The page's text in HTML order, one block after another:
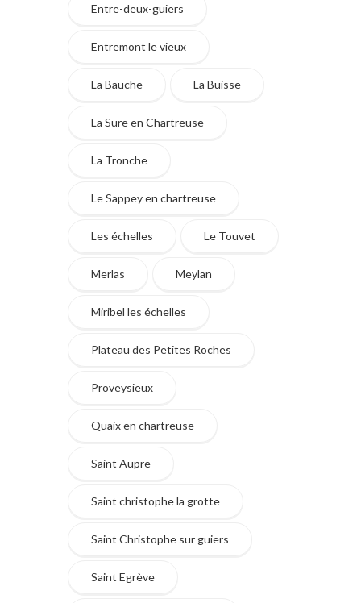
Entre-deux-guiers
Entremont le vieux
La Bauche La Buisse
La Sure en Chartreuse
La Tronche
Le Sappey en chartreuse
Les échelles Le Touvet
Merlas Meylan
Miribel les échelles
Plateau des Petites Roches
Proveysieux
Quaix en chartreuse
Saint Aupre
Saint christophe la grotte
Saint Christophe sur guiers
Saint Egrève